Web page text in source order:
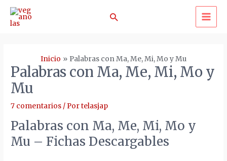
Buscar
Inicio Palabras con Ma, Me, Mi, Mo y Mu
Palabras con Ma, Me, Mi, Mo y
Mu
7 comentarios / Portelasjap
Palabras con Ma, Me, Mi, Mo y
Mu – Fichas Descargables